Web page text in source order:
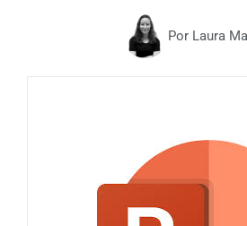
Por Laura